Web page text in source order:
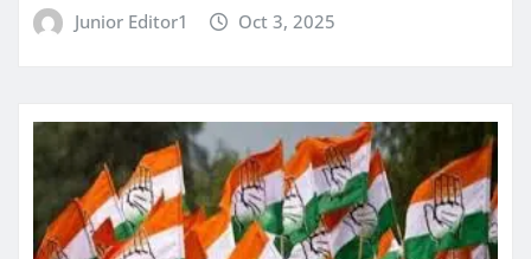
Junior Editor1 Oct 3, 2025